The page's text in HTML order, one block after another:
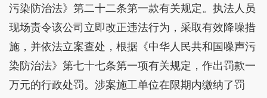
污染防治法》第二十二条第一款有关规定。执法人员
现场责令该公司立即改正违法行为，采取有效降噪措
施，并依法立案查处，根据《中华人民共和国噪声污
染防治法》第七十七条第一项有关规定，作出罚款一
万元的行政处罚。涉案施工单位在限期内缴纳了罚